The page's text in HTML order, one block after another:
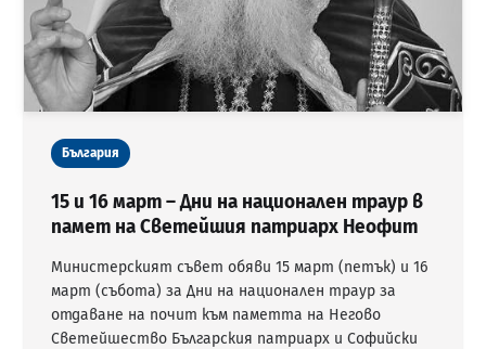
България
15 и 16 март – Дни на национален траур в
памет на Светейшия патриарх Неофит
Министерският съвет обяви 15 март (петък) и 16
март (събота) за Дни на национален траур за
отдаване на почит към паметта на Негово
Светейшество Българския патриарх и Софийски